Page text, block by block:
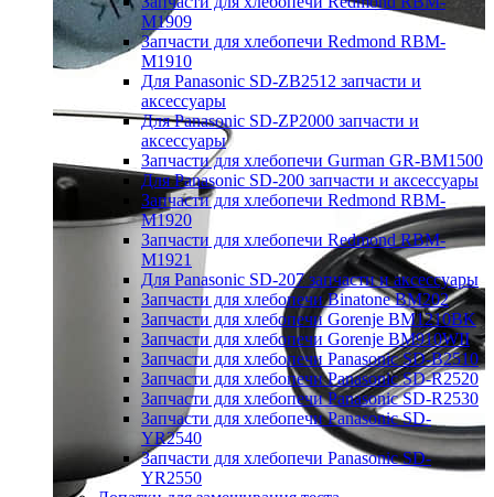
M1909
Запчасти для хлебопечи Redmond RBM-
M1910
Для Panasonic SD-ZB2512 запчасти и
аксессуары
Для Panasonic SD-ZP2000 запчасти и
аксессуары
Запчасти для хлебопечи Gurman GR-BM1500
Для Panasonic SD-200 запчасти и аксессуары
Запчасти для хлебопечи Redmond RBM-
M1920
Запчасти для хлебопечи Redmond RBM-
M1921
Для Panasonic SD-207 запчасти и аксессуары
Запчасти для хлебопечи Binatone BM202
Запчасти для хлебопечи Gorenje BM1210BK
Запчасти для хлебопечи Gorenje BM910WII
Запчасти для хлебопечи Panasonic SD-B2510
Запчасти для хлебопечи Panasonic SD-R2520
Запчасти для хлебопечи Panasonic SD-R2530
Запчасти для хлебопечи Panasonic SD-
YR2540
Запчасти для хлебопечи Panasonic SD-
YR2550